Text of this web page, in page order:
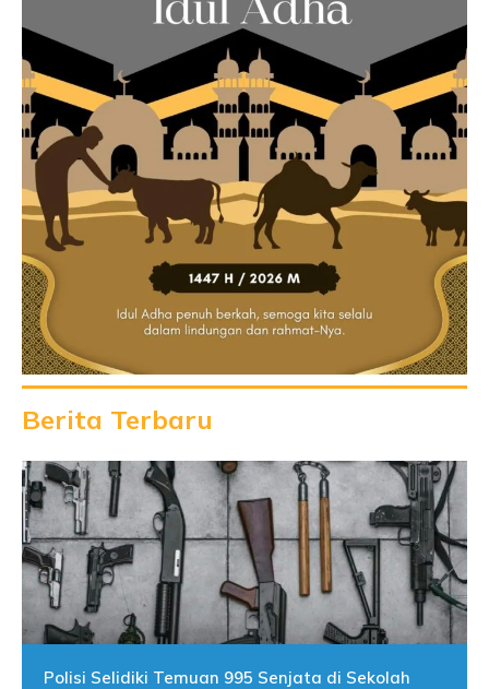
Berita Terbaru
Polisi Selidiki Temuan 995 Senjata di Sekolah